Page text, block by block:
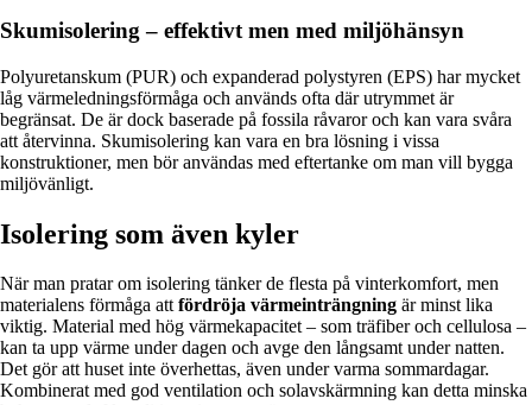
Skumisolering – effektivt men med miljöhänsyn
Polyuretanskum (PUR) och expanderad polystyren (EPS) har mycket
låg värmeledningsförmåga och används ofta där utrymmet är
begränsat. De är dock baserade på fossila råvaror och kan vara svåra
att återvinna. Skumisolering kan vara en bra lösning i vissa
konstruktioner, men bör användas med eftertanke om man vill bygga
miljövänligt.
Isolering som även kyler
När man pratar om isolering tänker de flesta på vinterkomfort, men
materialens förmåga attfördröja värmeinträngning är minst lika
viktig. Material med hög värmekapacitet – som träfiber och cellulosa –
kan ta upp värme under dagen och avge den långsamt under natten.
Det gör att huset inte överhettas, även under varma sommardagar.
Kombinerat med god ventilation och solavskärmning kan detta minska